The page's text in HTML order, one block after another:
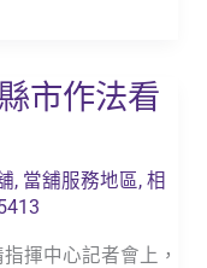
市作法看
, 當舖服務地區, 相
揮中心記者會上，